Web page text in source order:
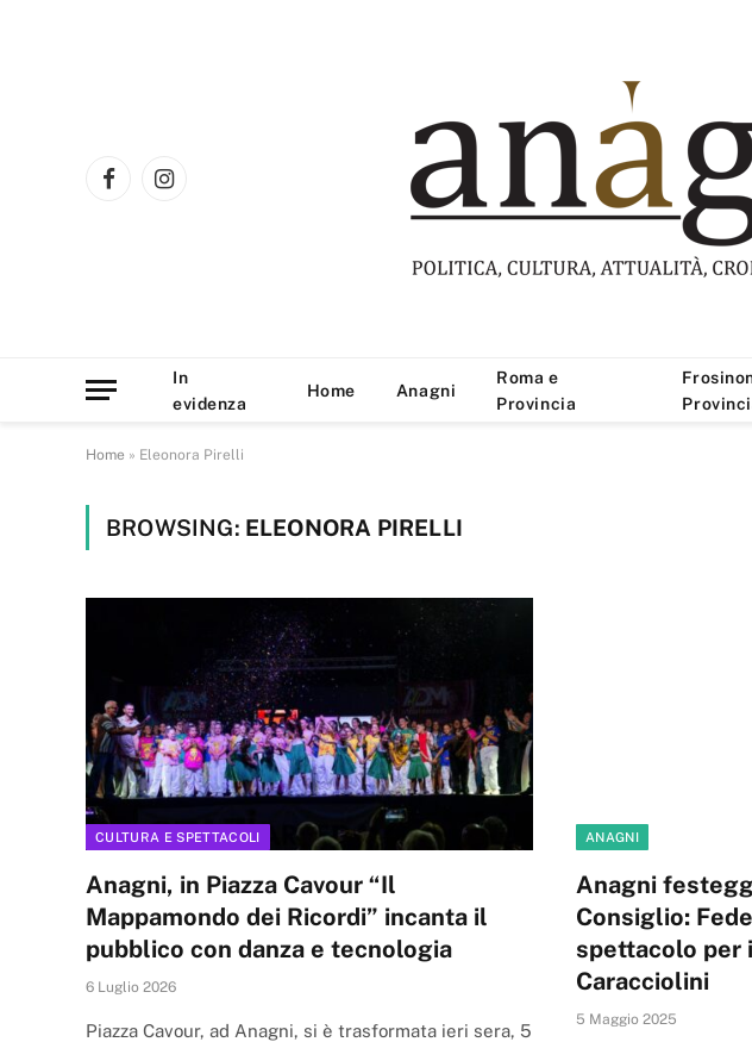
FacebookInstagram
In
evidenza
Home Anagni
Roma e
Provincia
Home » Eleonora Pirelli
BROWSING: ELEONORA PIRELLI
CULTURA E SPETTACOLI
Anagni, in Piazza Cavour “Il
Mappamondo dei Ricordi” incanta il
pubblico con danza e tecnologia
6 Luglio 2026
Piazza Cavour, ad Anagni, si è trasformata ieri sera, 5
ANAGNI
Anagni
Consiglio:
spettacolo per
Caracciolini
5 Maggio 2025